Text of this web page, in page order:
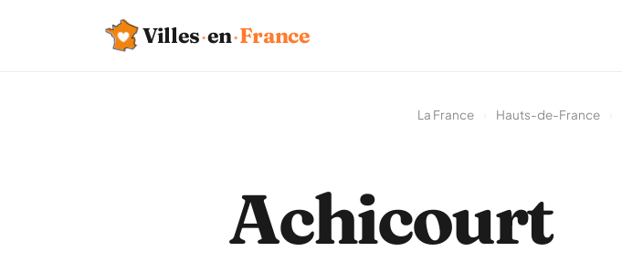
Villes·en·France
La France Hauts-de-France
Achicourt